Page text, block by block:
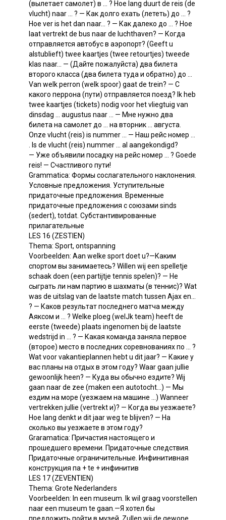
(вылетает самолет) в ... ? Ное lang duurt de reis (de
vlucht) naar ... ? — Как долго ехать (лететь) до ... ?
Ное ver is het dan naar... ? — Как далеко до ... ? Ное
laat vertrekt de bus naar de luchthaven? — Когда
отправляется автобус в аэропорт? (Geeft u
alstublieft) twee kaartjes (twee retourtjes) tweede
klas naar... — (Дайте пожалуйста) два билета
второго класса (два билета туда и обратно) до ...
Van welk perron (welk spoor) gaat de trein? — С
какого перрона (пути) отправляется поезд? Ik heb
twee kaartjes (tickets) nodig voor het vliegtuig van
dinsdag ... augustus naar ... — Мне нужно два
билета на самолет до ... на вторник ... августа.
Onze vlucht (reis) is nummer ... — Наш рейс номер ...
. Is de vlucht (reis) nummer ... al aangekondigd?
— Уже объявили посадку на рейс номер ... ? Goede
reis! — Счастливого пути!
Grammatica: Формы сослагательного наклонения.
Условные предложения. Уступительные
придаточные предложения. Временные
придаточные предложения с союзами sinds
(sedert), totdat. Субстантивированные
прилагательные
LES 16 (ZESTIEN)
Thema: Sport, ontspanning
Voorbeelden: Aan welke sport doet u?—Каким
спортом вы занимаетесь? Willen wij een spelletje
schaak doen (een partijtje tennis spelen)? — He
сыграть ли нам партию в шахматы (в теннис)? Wat
was de uitslag van de laatste match tussen Ajax en...
? — Каков результат последнего матча между
Аяксом и ... ? Welke ploeg (welJk team) heeft de
eerste (tweede) plaats ingenomen bij de laatste
wedstrijd in ... ? — Какая команда заняла первое
(второе) место в последних соревнованиях по ... ?
Wat voor vakantieplannen hebt u dit jaar? — Какие у
вас планы на отдых в этом году? Waar gaan jullie
gewoonlijk heen? — Куда вы обычно ездите? Wij
gaan naar de zee (maken een autotocht...) — Мы
ездим на море (уезжаем на машине ...) Wanneer
vertrekken jullie (vertrekt и)? — Когда вы уезжаете?
Ное lang denkt и dit jaar weg te blijven? — На
сколько вы уезжаете в этом году?
Graramatica: Причастия настоящего и
прошедшего времени. Придаточные следствия.
Придаточные ограничительные. Инфинитивная
конструкция па + te + инфинитив
LES 17 (ZEVENTIEN)
Thema: Grote Nederlanders
Voorbeelden: In een museum. Ik wil graag voorstellen
naar een museum te gaan.—Я хотел бы
предложить пойти в музей. Zullen wij de gewone